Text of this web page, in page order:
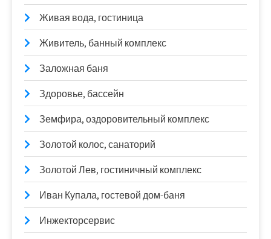
Живая вода, гостиница
Живитель, банный комплекс
Заложная баня
Здоровье, бассейн
Земфира, оздоровительный комплекс
Золотой колос, санаторий
Золотой Лев, гостиничный комплекс
Иван Купала, гостевой дом-баня
Инжекторсервис